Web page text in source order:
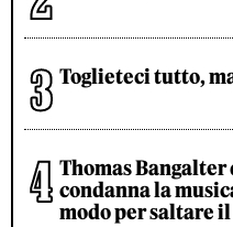
Toglieteci tutto,
Thomas
condanna la
modo per saltare